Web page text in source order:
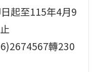
起至115年4月9
轉230